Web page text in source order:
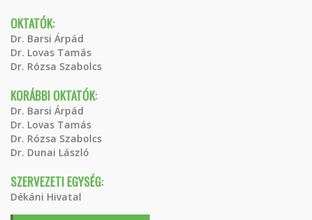
OKTATÓK:
Dr. Barsi Árpád
Dr. Lovas Tamás
Dr. Rózsa Szabolcs
KORÁBBI OKTATÓK:
Dr. Barsi Árpád
Dr. Lovas Tamás
Dr. Rózsa Szabolcs
Dr. Dunai László
SZERVEZETI EGYSÉG:
Dékáni Hivatal